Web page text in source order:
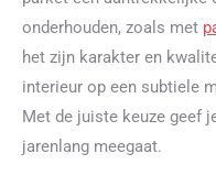
onderhouden, zoals met
het zijn karakter en
interieur op een subtiele
Met de juiste keuze geef
jarenlang meegaat.